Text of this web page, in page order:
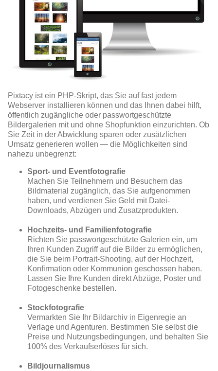
Pixtacy ist ein PHP-Skript, das Sie auf fast jedem
Webserver installieren können und das Ihnen dabei hilft,
öffentlich zugängliche oder passwortgeschützte
Bildergalerien mit und ohne Shopfunktion einzurichten. Ob
Sie Zeit in der Abwicklung sparen oder zusätzlichen
Umsatz generieren wollen — die Möglichkeiten sind
nahezu unbegrenzt:
Sport- und Eventfotografie
Machen Sie Teilnehmern und Besuchern das
Bildmaterial zugänglich, das Sie aufgenommen
haben, und verdienen Sie Geld mit Datei-
Downloads, Abzügen und Zusatzprodukten.
Hochzeits- und Familienfotografie
Richten Sie passwortgeschützte Galerien ein, um
Ihren Kunden Zugriff auf die Bilder zu ermöglichen,
die Sie beim Portrait-Shooting, auf der Hochzeit,
Konfirmation oder Kommunion geschossen haben.
Lassen Sie Ihre Kunden direkt Abzüge, Poster und
Fotogeschenke bestellen.
Stockfotografie
Vermarkten Sie Ihr Bildarchiv in Eigenregie an
Verlage und Agenturen. Bestimmen Sie selbst die
Preise und Nutzungsbedingungen, und behalten Sie
100% des Verkaufserlöses für sich.
Bildjournalismus